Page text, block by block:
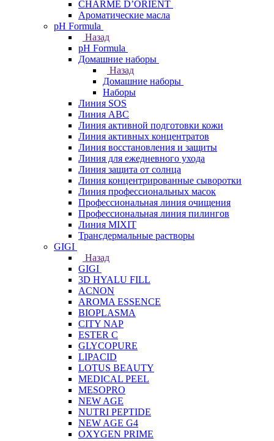
CHARME D’ORIENT
Ароматические масла
pH Formula
Назад
pH Formula
Домашние наборы
Назад
Домашние наборы
Наборы
Линия SOS
Линия АВС
Линия активной подготовки кожи
Линия активных концентратов
Линия восстановления и защиты
Линия для ежедневного ухода
Линия защита от солнца
Линия концентрированные сыворотки
Линия профессиональных масок
Профессиональная линия очищения
Профессиональная линия пилингов
Линия MIXIT
Трансдермальные растворы
GIGI
Назад
GIGI
3D HYALU FILL
ACNON
AROMA ESSENCE
BIOPLASMA
CITY NAP
ESTER C
GLYCOPURE
LIPACID
LOTUS BEAUTY
MEDICAL PEEL
MESOPRO
NEW AGE
NUTRI PEPTIDE
NEW AGE G4
OXYGEN PRIME